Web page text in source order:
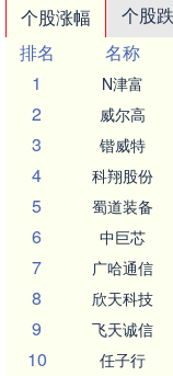
个股涨幅 个股
排名
名称
1
N津富
2 威尔高
3 锴威特
4 科翔股份
5 蜀道装备
6 中巨芯
7 广哈通信
8 欣天科技
9 飞天诚信
10 任子行